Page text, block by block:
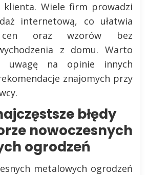
klienta. Wiele firm prowadzi
internetową, co ułatwia
cen oraz wzorów bez
z domu. Warto
uwagę na opinie innych
znajomych przy
błędy
nowoczesnych
ogrodzeń
metalowych ogrodzeń